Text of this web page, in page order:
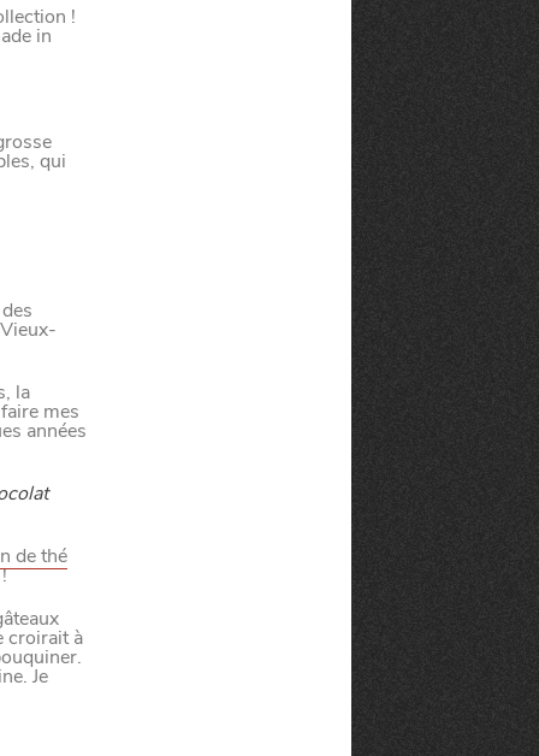
!
in
qui
la
mes
années
de thé
croirait à
Je
service possible, nous utilisons
selon la fréquentation.